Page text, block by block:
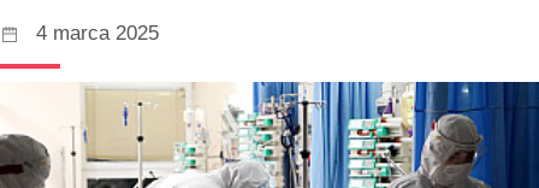
4 marca 2025